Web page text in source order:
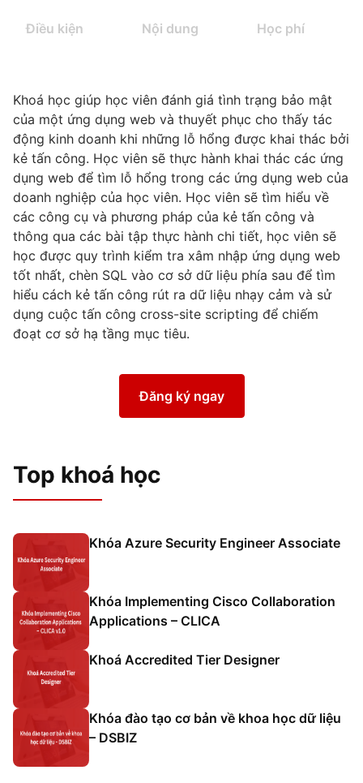
Điều kiện Nội dung Học phí
Khoá học giúp học viên đánh giá tình trạng bảo mật
của một ứng dụng web và thuyết phục cho thấy tác
động kinh doanh khi những lỗ hổng được khai thác bởi
kẻ tấn công. Học viên sẽ thực hành khai thác các ứng
dụng web để tìm lỗ hổng trong các ứng dụng web của
doanh nghiệp của học viên. Học viên sẽ tìm hiểu về
các công cụ và phương pháp của kẻ tấn công và
thông qua các bài tập thực hành chi tiết, học viên sẽ
học được quy trình kiểm tra xâm nhập ứng dụng web
tốt nhất, chèn SQL vào cơ sở dữ liệu phía sau để tìm
hiểu cách kẻ tấn công rút ra dữ liệu nhạy cảm và sử
dụng cuộc tấn công cross-site scripting để chiếm
đoạt cơ sở hạ tầng mục tiêu.
Đăng ký ngay
Top khoá học
Khóa Azure Security Engineer Associate
Khóa Implementing Cisco Collaboration
Applications – CLICA
Khoá Accredited Tier Designer
Khóa đào tạo cơ bản về khoa học dữ liệu
– DSBIZ